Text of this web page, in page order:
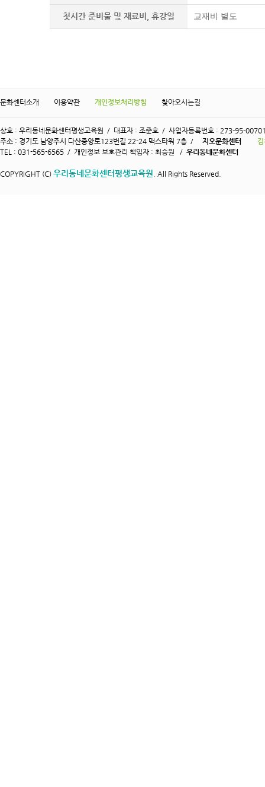
첫시간 준비물 및 재료비, 휴강일 교재비 별도
문화센터소개 이용약관 개인정보처리방침 찾아오시는길
상호 : 우리동네문화센터평생교육원 / 대표자 : 조준호 / 사업자등록번호 : 273-95-
주소 : 경기도 남양주시 다산중앙로123번길 22-24 맥스타워 7층 /
지오문화센터
TEL : 031-565-6565 / 개인정보 보호관리 책임자 : 최승원 / 우리동네문화센터
COPYRIGHT (C) 우리동네문화센터평생교육원 . All Rights Reserved.